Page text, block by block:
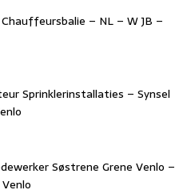
– NL – W JB –
Sprinklerinstallaties – Synsel
Søstrene Grene Venlo –